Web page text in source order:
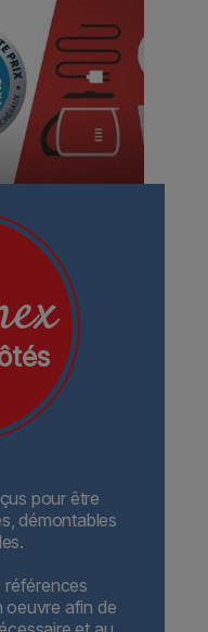
pour être
démontables
oeuvre afin de